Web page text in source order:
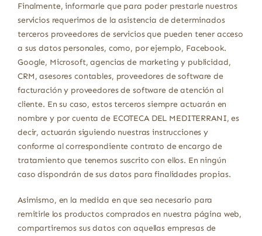
Finalmente, informarle que para poder prestarle nuestros
servicios requerimos de la asistencia de determinados
terceros proveedores de servicios que pueden tener acceso
a sus datos personales, como, por ejemplo, Facebook.
Google, Microsoft, agencias de marketing y publicidad,
CRM, asesores contables, proveedores de software de
facturación y proveedores de software de atención al
cliente. En su caso, estos terceros siempre actuarán en
nombre y por cuenta de ECOTECA DEL MEDITERRANI, es
decir, actuarán siguiendo nuestras instrucciones y
conforme al correspondiente contrato de encargo de
tratamiento que tenemos suscrito con ellos. En ningún
caso dispondrán de sus datos para finalidades propias.
Asimismo, en la medida en que sea necesario para
remitirle los productos comprados en nuestra página web,
compartiremos sus datos con aquellas empresas de